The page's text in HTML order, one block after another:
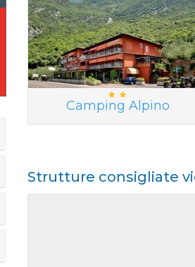
Camping Alpino
Strutture consigliate